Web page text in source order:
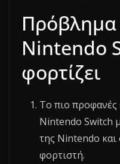
Πρόβλημα
Nintendo
φορτίζει
Το πιο προφανές
Nintendo Switch
της Nintendo
φορτιστή.